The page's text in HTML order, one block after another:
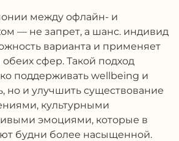
между офлайн- и
— не запрет, а шанс. индивид
варианта и применяет
сфер. Такой подход
поддерживать wellbeing и
но и улучшить существование
культурными
эмоциями, которые в
будни более насыщенной.